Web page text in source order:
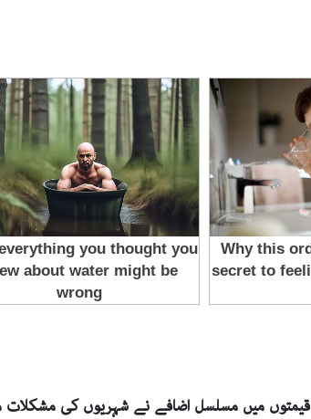
قیمتوں میں مسلسل اضافے نے شہریوں کی مشکلات